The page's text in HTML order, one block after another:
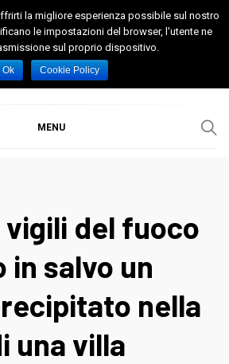
Foggia
Calcio Eventi e Attività nella Capitanata
MENU
vigili del fuoco
in salvo un
nella
una villa
la migliore esperienza possibile sul nostro
le impostazioni del browser, l'utente ne
sul proprio dispositivo.
Ok Cookie Policy